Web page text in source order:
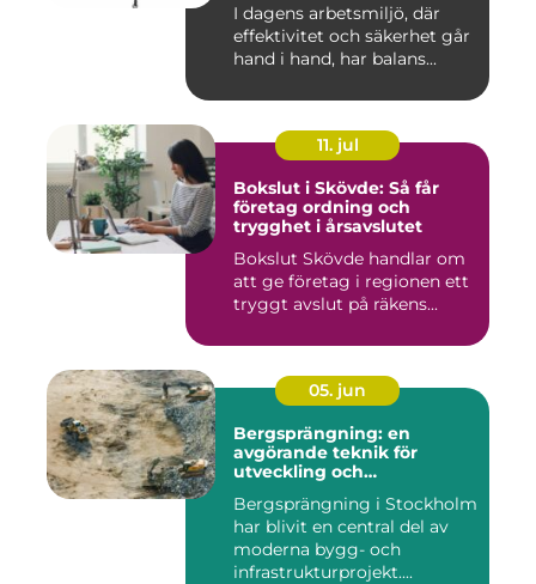
I dagens arbetsmiljö, där
effektivitet och säkerhet går
hand i hand, har balans...
11. jul
Bokslut i Skövde: Så får
företag ordning och
trygghet i årsavslutet
Bokslut Skövde handlar om
att ge företag i regionen ett
tryggt avslut på räkens...
05. jun
Bergsprängning: en
avgörande teknik för
utveckling och
Bergsprängning i Stockholm
har blivit en central del av
moderna bygg- och
infrastrukturprojekt....